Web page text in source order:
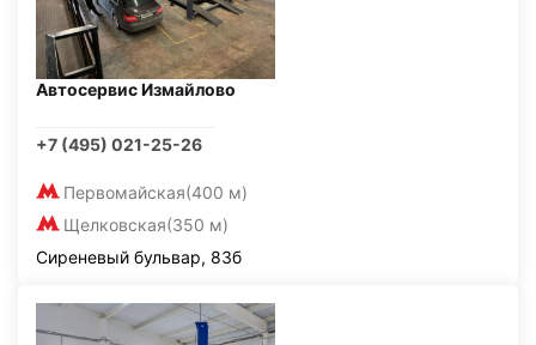
Автосервис Измайлово
+7 (495) 021-25-26
Первомайская(400 м)
Щелковская(350 м)
Сиреневый бульвар, 83б